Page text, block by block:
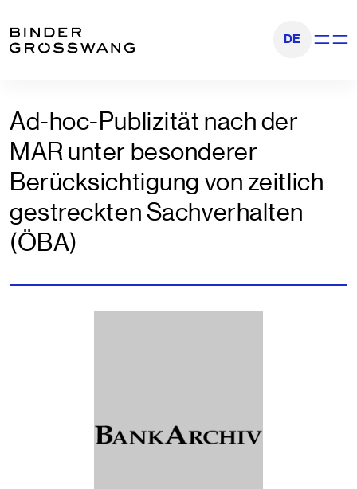
DE Show
Ad-hoc-Publizität nach der
MAR unter besonderer
Berücksichtigung von zeitlich
gestreckten Sachverhalten
(ÖBA)